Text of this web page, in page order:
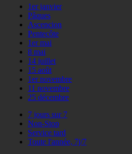
1er janvier
Pâques
Ascencion
Pentecôte
1er mai
8 mai
14 juillet
15 août
1er novembre
11 novembre
25 décembre
7 jours sur 7
Non-Stop
Service tard
Toute l'année, 7j/7